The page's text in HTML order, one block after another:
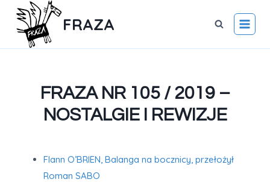
FRAZA
FRAZA NR 105 / 2019 –
NOSTALGIE I REWIZJE
Flann O’BRIEN, Balanga na bocznicy, przełożył
Roman SABO